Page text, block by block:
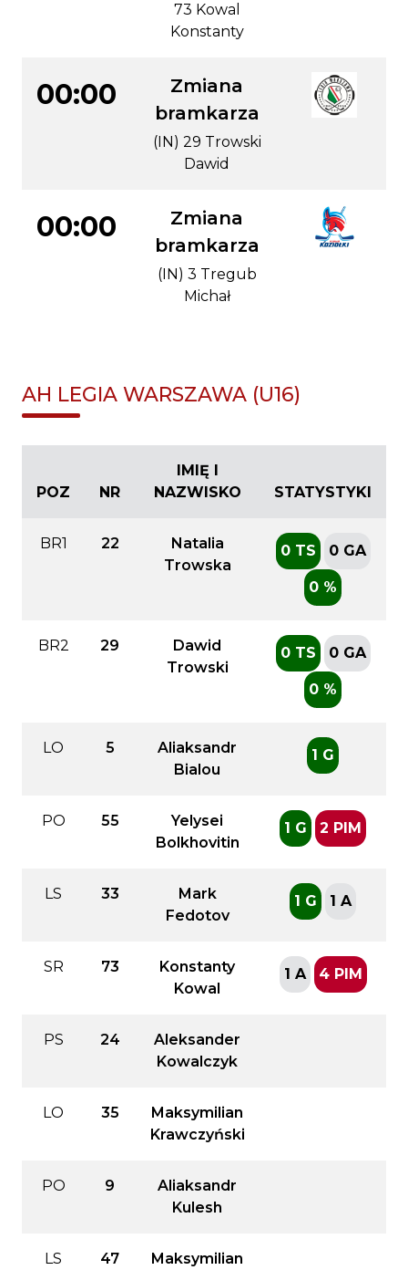
73 Kowal
Konstanty
00:00
Zmiana
bramkarza
(IN) 29 Trowski
Dawid
00:00
Zmiana
bramkarza
(IN) 3 Tregub
Michał
AH LEGIA WARSZAWA (U16)
POZ NR
IMIĘ I
NAZWISKO
STATYSTYKI
BR1 22
Natalia
Trowska
0 TS 0 GA
0 %
BR2 29
Dawid
Trowski
0 TS 0 GA
0 %
LO 5
Aliaksandr
Bialou
1 G
PO 55
Yelysei
Bolkhovitin
1 G 2 PIM
LS 33
Mark
Fedotov
1 G 1 A
SR 73
Konstanty
Kowal
1 A 4 PIM
PS 24
Aleksander
Kowalczyk
LO 35
Maksymilian
Krawczyński
PO 9
Aliaksandr
Kulesh
LS 47
Maksymilian